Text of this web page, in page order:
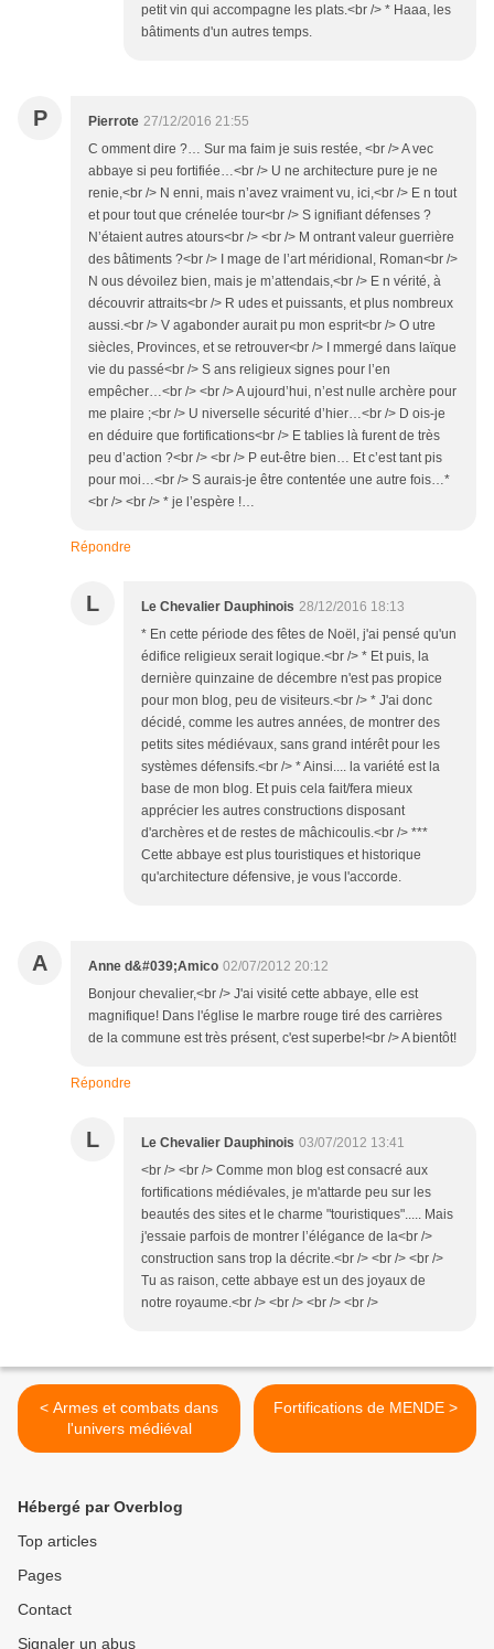
petit vin qui accompagne les plats.<br /> * Haaa, les
bâtiments d'un autres temps.
P Pierrote 27/12/2016 21:55
C omment dire ?… Sur ma faim je suis restée, <br /> A vec
abbaye si peu fortifiée…<br /> U ne architecture pure je ne
renie,<br /> N enni, mais n’avez vraiment vu, ici,<br /> E n tout
et pour tout que crénelée tour<br /> S ignifiant défenses ?
N’étaient autres atours<br /> <br /> M ontrant valeur guerrière
des bâtiments ?<br /> I mage de l’art méridional, Roman<br />
N ous dévoilez bien, mais je m’attendais,<br /> E n vérité, à
découvrir attraits<br /> R udes et puissants, et plus nombreux
aussi.<br /> V agabonder aurait pu mon esprit<br /> O utre
siècles, Provinces, et se retrouver<br /> I mmergé dans laïque
vie du passé<br /> S ans religieux signes pour l’en
empêcher…<br /> <br /> A ujourd’hui, n’est nulle archère pour
me plaire ;<br /> U niverselle sécurité d’hier…<br /> D ois-je
en déduire que fortifications<br /> E tablies là furent de très
peu d’action ?<br /> <br /> P eut-être bien… Et c’est tant pis
pour moi…<br /> S aurais-je être contentée une autre fois…*
<br /> <br /> * je l’espère !…
Répondre
L Le Chevalier Dauphinois 28/12/2016 18:13
* En cette période des fêtes de Noël, j'ai pensé qu'un
édifice religieux serait logique.<br /> * Et puis, la
dernière quinzaine de décembre n'est pas propice
pour mon blog, peu de visiteurs.<br /> * J'ai donc
décidé, comme les autres années, de montrer des
petits sites médiévaux, sans grand intérêt pour les
systèmes défensifs.<br /> * Ainsi.... la variété est la
base de mon blog. Et puis cela fait/fera mieux
apprécier les autres constructions disposant
d'archères et de restes de mâchicoulis.<br /> ***
Cette abbaye est plus touristiques et historique
qu'architecture défensive, je vous l'accorde.
A Anne d&#039;Amico 02/07/2012 20:12
Bonjour chevalier,<br /> J'ai visité cette abbaye, elle est
magnifique! Dans l'église le marbre rouge tiré des carrières
de la commune est très présent, c'est superbe!<br /> A bientôt!
Répondre
L Le Chevalier Dauphinois 03/07/2012 13:41
<br /> <br /> Comme mon blog est consacré aux
fortifications médiévales, je m'attarde peu sur les
beautés des sites et le charme "touristiques"..... Mais
j'essaie parfois de montrer l’élégance de la<br />
construction sans trop la décrite.<br /> <br /> <br />
Tu as raison, cette abbaye est un des joyaux de
notre royaume.<br /> <br /> <br /> <br />
< Armes et combats dans
l'univers médiéval
Fortifications de MENDE >
Hébergé par Overblog
Top articles
Pages
Contact
Signaler un abus